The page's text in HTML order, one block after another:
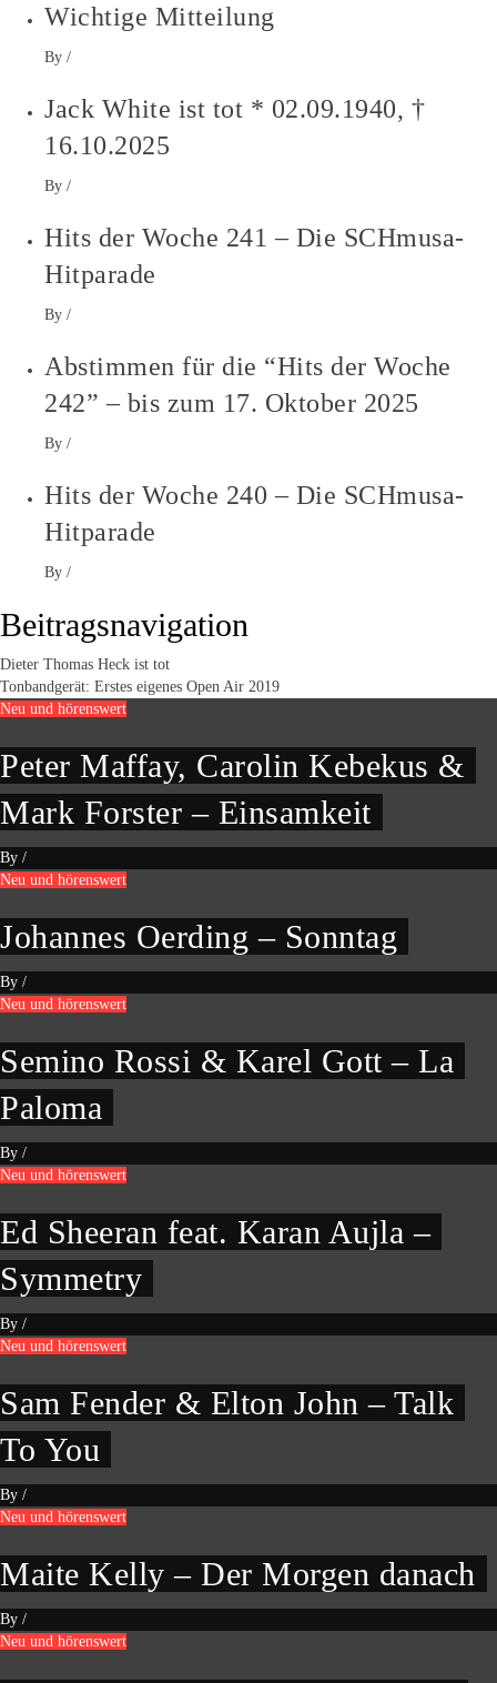
Wichtige Mitteilung
By /
Jack White ist tot * 02.09.1940, †
16.10.2025
By /
Hits der Woche 241 – Die SCHmusa-
Hitparade
By /
Abstimmen für die “Hits der Woche
242” – bis zum 17. Oktober 2025
By /
Hits der Woche 240 – Die SCHmusa-
Hitparade
By /
Beitragsnavigation
Dieter Thomas Heck ist tot
Tonbandgerät: Erstes eigenes Open Air 2019
Neu und hörenswert
Peter Maffay, Carolin Kebekus &
Mark Forster – Einsamkeit
By /
Neu und hörenswert
Johannes Oerding – Sonntag
By /
Neu und hörenswert
Semino Rossi & Karel Gott – La
Paloma
By /
Neu und hörenswert
Ed Sheeran feat. Karan Aujla –
Symmetry
By /
Neu und hörenswert
Sam Fender & Elton John – Talk
To You
By /
Neu und hörenswert
Maite Kelly – Der Morgen danach
By /
Neu und hörenswert